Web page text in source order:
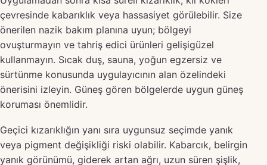
çevresinde kabarıklık veya hassasiyet görülebilir. Size
önerilen nazik bakım planına uyun; bölgeyi
ovuşturmayın ve tahriş edici ürünleri gelişigüzel
kullanmayın. Sıcak duş, sauna, yoğun egzersiz ve
sürtünme konusunda uygulayıcının alan özelindeki
önerisini izleyin. Güneş gören bölgelerde uygun güneş
koruması önemlidir.
Geçici kızarıklığın yanı sıra uygunsuz seçimde yanık
veya pigment değişikliği riski olabilir. Kabarcık, belirgin
yanık görünümü, giderek artan ağrı, uzun süren şişlik,